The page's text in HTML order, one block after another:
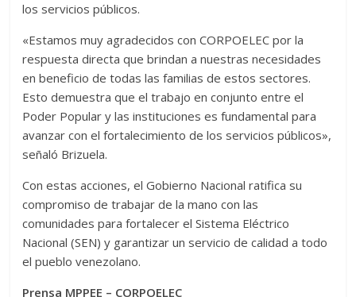
los servicios públicos.
«Estamos muy agradecidos con CORPOELEC por la
respuesta directa que brindan a nuestras necesidades
en beneficio de todas las familias de estos sectores.
Esto demuestra que el trabajo en conjunto entre el
Poder Popular y las instituciones es fundamental para
avanzar con el fortalecimiento de los servicios públicos»,
señaló Brizuela.
Con estas acciones, el Gobierno Nacional ratifica su
compromiso de trabajar de la mano con las
comunidades para fortalecer el Sistema Eléctrico
Nacional (SEN) y garantizar un servicio de calidad a todo
el pueblo venezolano.
Prensa MPPEE – CORPOELEC